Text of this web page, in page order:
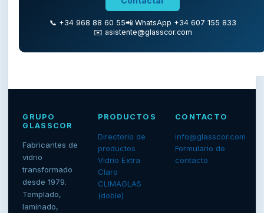
📞 +34 968 88 60 55📲 WhatsApp +34 607 155 833
✉️ asistente@glasscor.com
GRUPO
GLASSCOR
Fabricantes de
vidrio
transformado
desde 1979.
Templado,
laminado,
PRODUCTOS
Directorio de
productos
Vidrio Extra
Claro
CLIMAGLAS
(doble)
CONTACTO
info@glasscor.com
Formulario de
contacto